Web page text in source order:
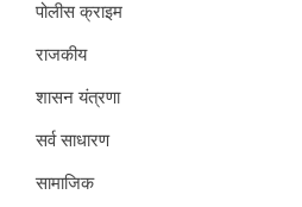
पोलीस क्राइम
राजकीय
शासन यंत्रणा
सर्व साधारण
सामाजिक